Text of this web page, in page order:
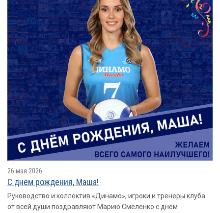
26 мая 2026
С днём рождения, Маша!
Руководство и коллектив «Динамо», игроки и тренеры клуба
от всей души поздравляют Марию Смеленко с днём